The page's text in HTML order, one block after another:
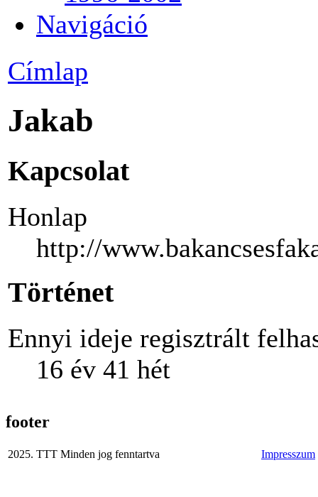
Navigáció
Címlap
Jakab
Kapcsolat
Honlap
http://
Történet
Ennyi ideje regisztrált
16 év 41 hét
footer
2025. TTT Minden jog fenntartva Impresszum